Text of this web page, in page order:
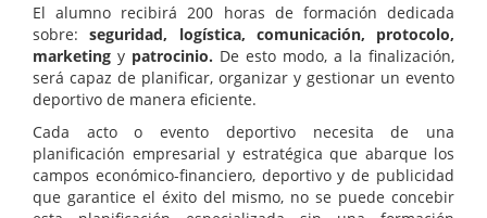
El alumno recibirá 200 horas de formación dedicada
sobre:seguridad, logística, comunicación, protocolo,
marketing y patrocinio. De esto modo, a la finalización,
será capaz de planificar, organizar y gestionar un evento
deportivo de manera eficiente.
Cada acto o evento deportivo necesita de una
planificación empresarial y estratégica que abarque los
campos económico-financiero, deportivo y de publicidad
que garantice el éxito del mismo, no se puede concebir